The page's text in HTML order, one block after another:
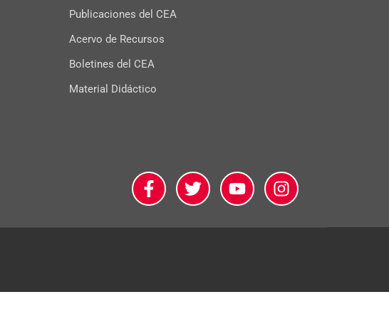
Publicaciones del CEA
Acervo de Recursos
Boletines del CEA
Material Didáctico